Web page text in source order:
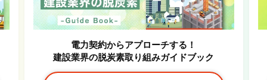
電力契約からアプローチする！
建設業界の脱炭素取り組みガイドブック